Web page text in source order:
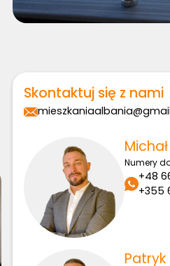
Skontaktuj się z nami
Michał
Numery
+48
+355
Patryk